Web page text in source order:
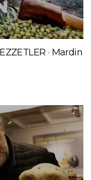
· Mardin